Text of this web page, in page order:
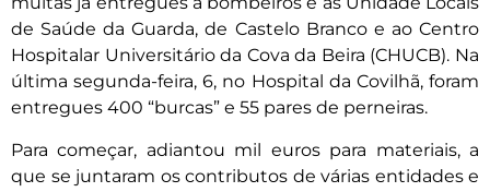
de Saúde da Guarda, de Castelo Branco e ao Centro
Hospitalar Universitário da Cova da Beira (CHUCB). Na
última segunda-feira, 6, no Hospital da Covilhã, foram
entregues 400 “burcas” e 55 pares de perneiras.
Para começar, adiantou mil euros para materiais, a
que se juntaram os contributos de várias entidades e